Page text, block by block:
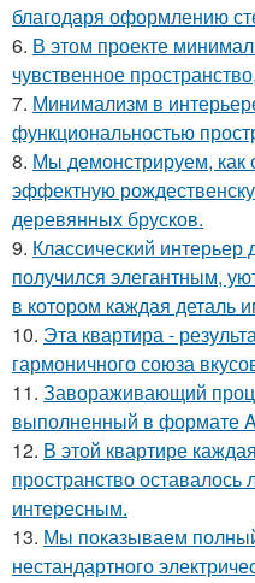
благодаря оформлению
6. В этом проекте
чувственное
7. Минимализм в
функциональностью
8. Мы демонстрируем, как
эффектную
деревянных брусков.
9. Классический
получился элегантным,
в котором каждая деталь
10. Эта квартира -
гармоничного союза
11. Завораживающий
выполненный в формате
12. В этой квартире
пространство
интересным.
13. Мы показываем
нестандартного